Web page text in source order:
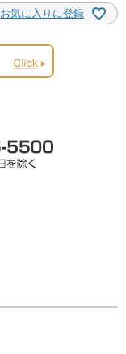
お気に入りに登録